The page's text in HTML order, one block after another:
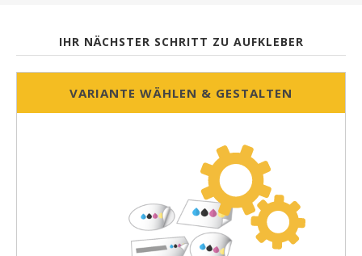
IHR NÄCHSTER SCHRITT ZU AUFKLEBER
VARIANTE WÄHLEN & GESTALTEN